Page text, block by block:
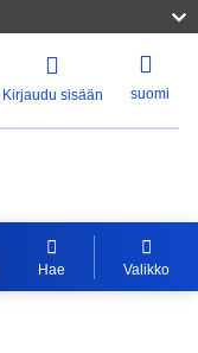
Kirjaudu sisään suomi
Hae Valikko